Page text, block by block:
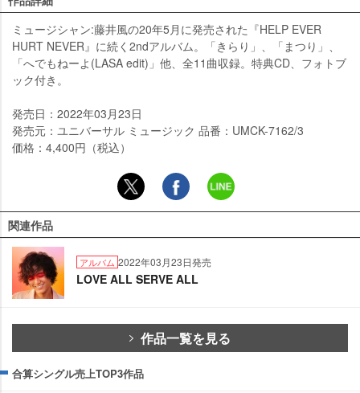
ミュージシャン:藤井風の20年5月に発売された『HELP EVER
HURT NEVER』に続く2ndアルバム。「きらり」、「まつり」、
「へでもねーよ(LASA edit)」他、全11曲収録。特典CD、フォトブ
ック付き。
発売日：2022年03月23日
発売元：ユニバーサル ミュージック 品番：UMCK-7162/3
価格：4,400円（税込）
関連作品
アルバム 2022年03月23日発売
LOVE ALL SERVE ALL
作品一覧を見る
合算シングル売上TOP3作品